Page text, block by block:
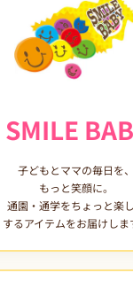
SMILE
子どもとママの毎日を、
もっと笑顔に。
通園・通学をちょっと楽
するアイテムをお届けしま